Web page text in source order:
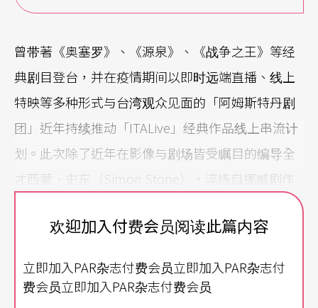
曾带著《奥塞罗》、《源泉》、《战争之王》等经
典剧目登台，并在疫情期间以即时远端直播、线上
特映等多种形式与台湾观众见面的「阿姆斯特丹剧
团」近年持续推动「ITALive」经典作品线上串流计
划。此次除了近年在影像与剧场皆受瞩目的编导全
才西蒙．史东（Simon Stone），淬炼自挪威剧作
家易卜生笔下人物精神与处境，重新调制而成的崭
新作品《易卜生之屋》外，也一并将该团艺术总
e）于2017年推出，改编自荷兰19世纪知名作家库
欢迎加入付费会员阅读此篇内容
立即加入PAR杂志付费会员立即加入PAR杂志付
费会员立即加入PAR杂志付费会员